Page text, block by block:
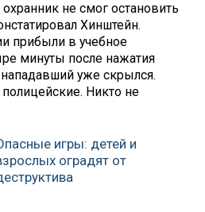
не смог остановить
Хинштейн.
прибыли в учебное
минуты после нажатия
уже скрылся.
Никто не
игры: детей и
оградят от